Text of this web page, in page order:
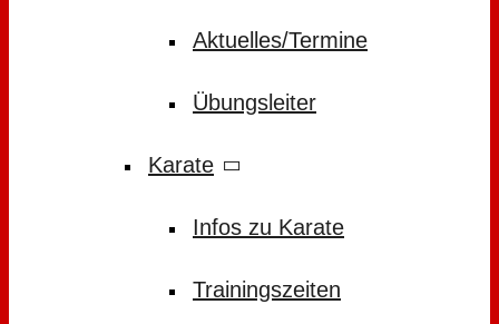
Aktuelles/Termine
Übungsleiter
Karate
Infos zu Karate
Trainingszeiten